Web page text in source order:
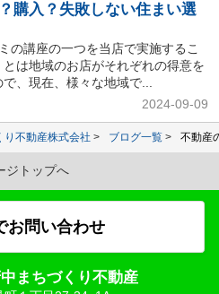
購入？失敗しない住まい選
の講座の一つを当店で実施するこ
は地域のお店がそれぞれの得意を
、現在、様々な地域で...
2024-09-09
り不動産株式会社 ブログ一覧 不動産
ジトップへ
お問い合わせ
まちづくり不動産